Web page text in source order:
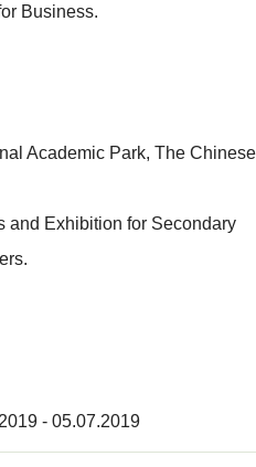
Business.
Academic Park, The Chinese
and Exhibition for Secondary
- 05.07.2019